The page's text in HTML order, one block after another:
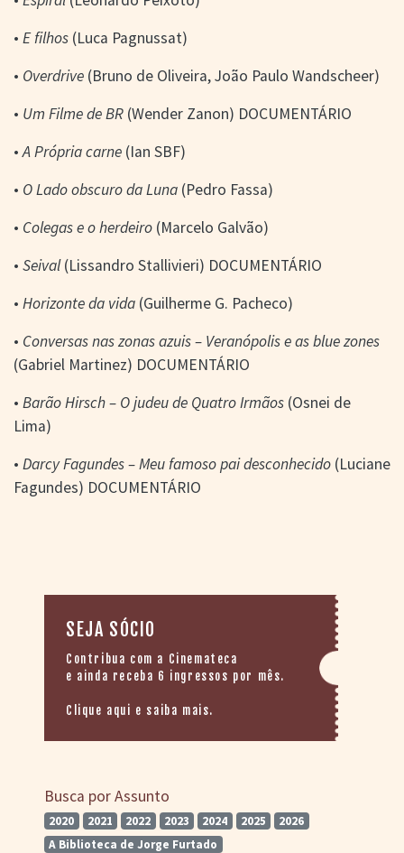
SEJA SÓCIO
Contribua com a Cinemateca
e ainda receba 6 ingressos por mês.
Clique aqui e saiba mais.
Busca por Assunto
2020 2021 2022 2023 2024 2025
2026
A Biblioteca de Jorge Furtado
• E filhos (Luca Pagnussat)
• Overdrive (Bruno de Oliveira, João Paulo Wandscheer)
• Um Filme de BR (Wender Zanon) DOCUMENTÁRIO
•A Própria carne (Ian SBF)
• O Lado obscuro da Luna (Pedro Fassa)
• Colegas e o herdeiro (Marcelo Galvão)
• Seival(Lissandro Stallivieri) DOCUMENTÁRIO
• Horizonte da vida (Guilherme G. Pacheco)
• Conversas nas zonas azuis – Veranópolis e as blue zones
(Gabriel Martinez) DOCUMENTÁRIO
• Barão Hirsch – O judeu de Quatro Irmãos (Osnei de
Lima)
• Darcy Fagundes – Meu famoso pai desconhecido (Luciane
Fagundes) DOCUMENTÁRIO